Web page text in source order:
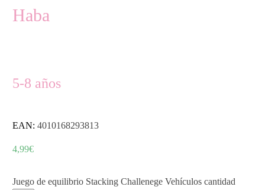
Haba
5-8 años
EAN: 4010168293813
4,99€
Juego de equilibrio Stacking Challenege Vehículos cantidad